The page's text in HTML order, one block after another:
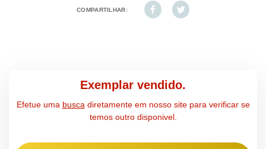
COMPARTILHAR:
Exemplar vendido.
Efetue uma busca diretamente em nosso site para verificar se
temos outro disponivel.